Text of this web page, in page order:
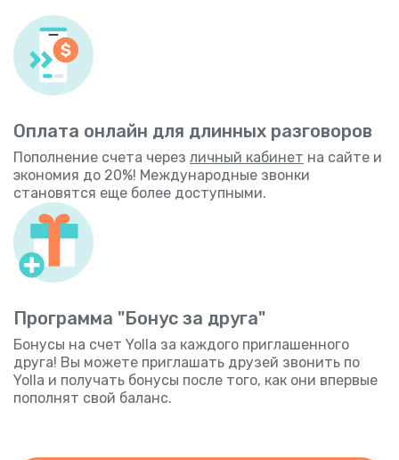
Оплата онлайн для длинных разговоров
Пополнение счета через личный кабинет на сайте и
экономия до 20%! Международные звонки
становятся еще более доступными.
Программа "Бонус за друга"
Бонусы на счет Yolla за каждого приглашенного
друга! Вы можете приглашать друзей звонить по
Yolla и получать бонусы после того, как они впервые
пополнят свой баланс.